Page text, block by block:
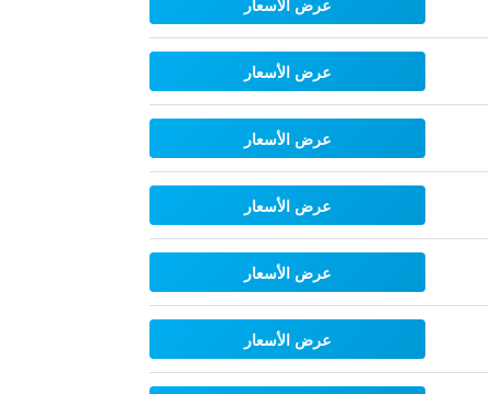
عرض الأسعار
عرض الأسعار
عرض الأسعار
عرض الأسعار
عرض الأسعار
عرض الأسعار